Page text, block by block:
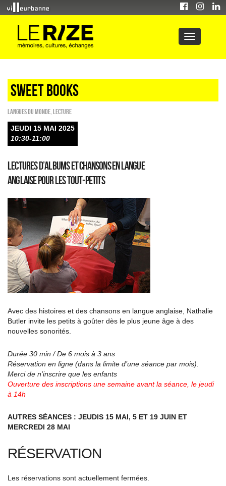
sweet books
Langues du monde Lecture
JEUDI 15 MAI 2025
10:30-11:00
Lectures d’albums et chansons en langue
anglaise pour les tout-petits
Avec des histoires et des chansons en langue anglaise, Nathalie
Butler invite les petits à goûter dès le plus jeune âge à des
nouvelles sonorités.
Durée 30 min / De 6 mois à 3 ans
Réservation en ligne (dans la limite d’une séance par mois).
Merci de n’inscrire que les enfants
Ouverture des inscriptions une semaine avant la séance, le jeudi
à 14h
AUTRES SÉANCES : JEUDIS 15 MAI, 5 ET 19 JUIN ET
MERCREDI 28 MAI
RÉSERVATION
Les réservations sont actuellement fermées.